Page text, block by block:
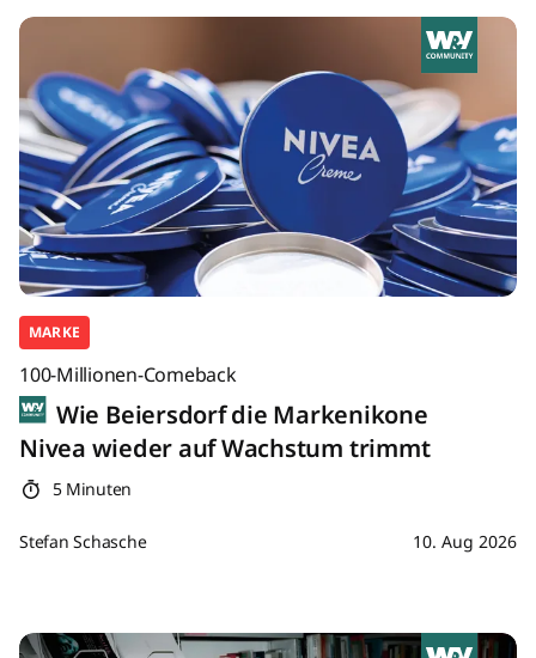
MARKE
100-Millionen-Comeback
Wie Beiersdorf die Markenikone
Nivea wieder auf Wachstum trimmt
5 Minuten
Stefan Schasche 10. Aug 2026